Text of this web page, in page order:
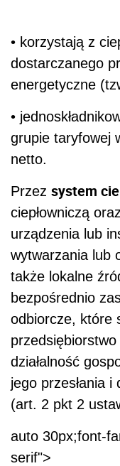
• korzystają z
dostarczanego
energetyczne
•
grupie taryfowej
netto.
Przez system
ciepłowniczą
urządzenia lub
wytwarzania lub
także lokalne
bezpośrednio
odbiorcze, które
działalność
jego przesłania i
(art. 2 pkt 2
auto 30px;font-
serif">